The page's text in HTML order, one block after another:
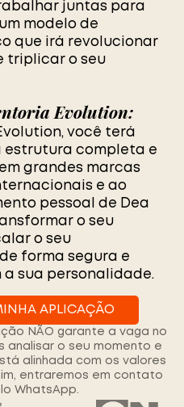
juntas para
modelo de
que irá revolucionar
triplicar o seu
Evolution:
você terá
estrutura completa e
grandes marcas
e ao
pessoal de Dea
o seu
o seu
forma segura e
sua personalidade.
APLICAÇÃO
NÃO garante a vaga no
analisar o seu momento e
alinhada com os valores
entraremos em contato
WhatsApp.